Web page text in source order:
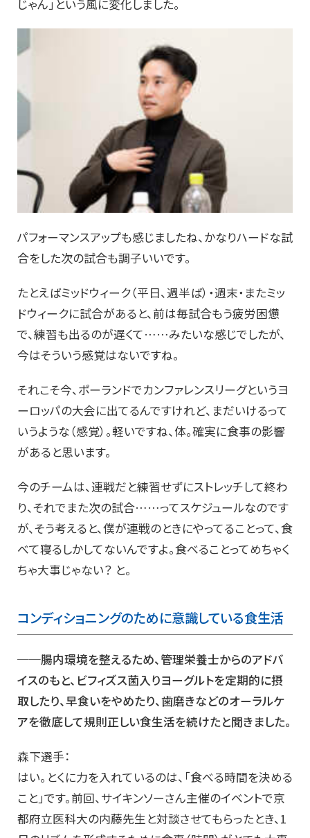
じゃん」という風に変化しました。
パフォーマンスアップも感じましたね、かなりハードな試
合をした次の試合も調子いいです。
たとえばミッドウィーク（平日、週半ば）・週末・またミッ
ドウィークに試合があると、前は毎試合もう疲労困憊
で、練習も出るのが遅くて……みたいな感じでしたが、
今はそういう感覚はないですね。
それこそ今、ポーランドでカンファレンスリーグというヨ
ーロッパの大会に出てるんですけれど、まだいけるって
いうような（感覚）。軽いですね、体。確実に食事の影響
があると思います。
今のチームは、連戦だと練習せずにストレッチして終わ
り、それでまた次の試合……ってスケジュールなのです
が、そう考えると、僕が連戦のときにやってることって、食
べて寝るしかしてないんですよ。食べることってめちゃく
ちゃ大事じゃない？ と。
コンディショニングのために意識している食生活
──腸内環境を整えるため、管理栄養士からのアドバ
イスのもと、ビフィズス菌入りヨーグルトを定期的に摂
取したり、早食いをやめたり、歯磨きなどのオーラルケ
アを徹底して規則正しい食生活を続けたと聞きました。
森下選手：
はい。とくに力を入れているのは、「食べる時間を決める
こと」です。前回、サイキンソーさん主催のイベントで京
都府立医科大の内藤先生と対談させてもらったとき、1